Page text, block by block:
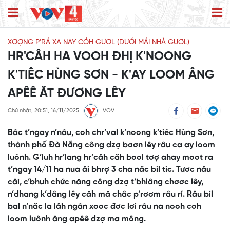
XƠỢNG P'RÁ XA NAY CÓH GƯƠL (DƯỚI MÁI NHÀ GƯƠL)
HR'CÂH HA VOOH ĐHỊ K'NOONG
K'TIÊC HÙNG SƠN - K'AY LOOM ÂNG
APÊÊ ĂT ĐƯƠNG LÊY
Chủ nhật, 20:51, 16/11/2025 VOV
Bâc t’ngay n’nâu, coh chr’val k’noong k’tiêc Hùng Sơn,
thành phố Đà Nẵng công dzợ bơơn lêy râu ca ay loom
luônh. G’luh hr’lang hr’câh căh bool tơợ ahay moot ra
t’ngay 14/11 ha nua âi bhrợ 3 cha năc bil tic. Tươc nâu
câi, c’bhuh chức năng công dzợ t’bhlâng chơơc lêy,
n’dhang k’dâng lêy căh mă châc p’rơơm râu rí. Râu bil
bal n’năc la lâh ngân xooc đơc lơi râu na nooh coh
loom luônh âng apêê dzợ ma mông.